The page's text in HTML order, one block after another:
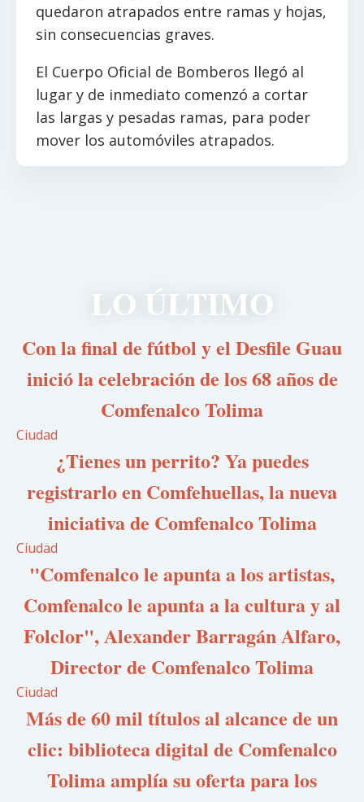
quedaron atrapados entre ramas y hojas,
sin consecuencias graves.
El Cuerpo Oficial de Bomberos llegó al
lugar y de inmediato comenzó a cortar
las largas y pesadas ramas, para poder
mover los automóviles atrapados.
LO ÚLTIMO
Con la final de fútbol y el Desfile Guau
inició la celebración de los 68 años de
Comfenalco Tolima
Ciudad
¿Tienes un perrito? Ya puedes
registrarlo en Comfehuellas, la nueva
iniciativa de Comfenalco Tolima
Ciudad
"Comfenalco le apunta a los artistas,
Comfenalco le apunta a la cultura y al
Folclor", Alexander Barragán Alfaro,
Director de Comfenalco Tolima
Ciudad
Más de 60 mil títulos al alcance de un
clic: biblioteca digital de Comfenalco
Tolima amplía su oferta para los